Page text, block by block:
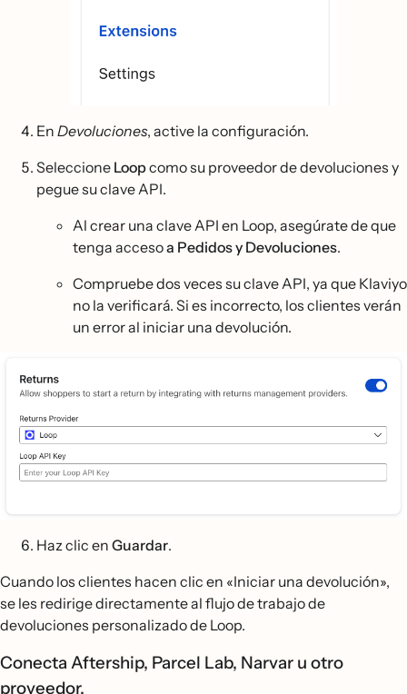
En Devoluciones, active la configuración.
Seleccione Loopcomo su proveedor de devoluciones y
pegue su clave API.
Al crear una clave API en Loop, asegúrate de que
tenga accesoa Pedidos y Devoluciones.
Compruebe dos veces su clave API, ya que Klaviyo
no la verificará. Si es incorrecto, los clientes verán
un error al iniciar una devolución.
Haz clic en Guardar.
Cuando los clientes hacen clic en «Iniciar una devolución»,
se les redirige directamente al flujo de trabajo de
devoluciones personalizado de Loop.
Conecta Aftership, Parcel Lab, Narvar u otro
proveedor.